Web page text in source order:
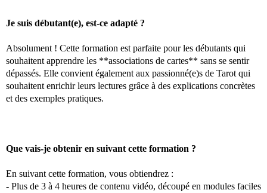
Je suis débutant(e), est-ce adapté ?
Absolument ! Cette formation est parfaite pour les débutants qui
souhaitent apprendre les **associations de cartes** sans se sentir
dépassés. Elle convient également aux passionné(e)s de Tarot qui
souhaitent enrichir leurs lectures grâce à des explications concrètes
et des exemples pratiques.
Que vais-je obtenir en suivant cette formation ?
En suivant cette formation, vous obtiendrez :
- Plus de 3 à 4 heures de contenu vidéo, découpé en modules faciles